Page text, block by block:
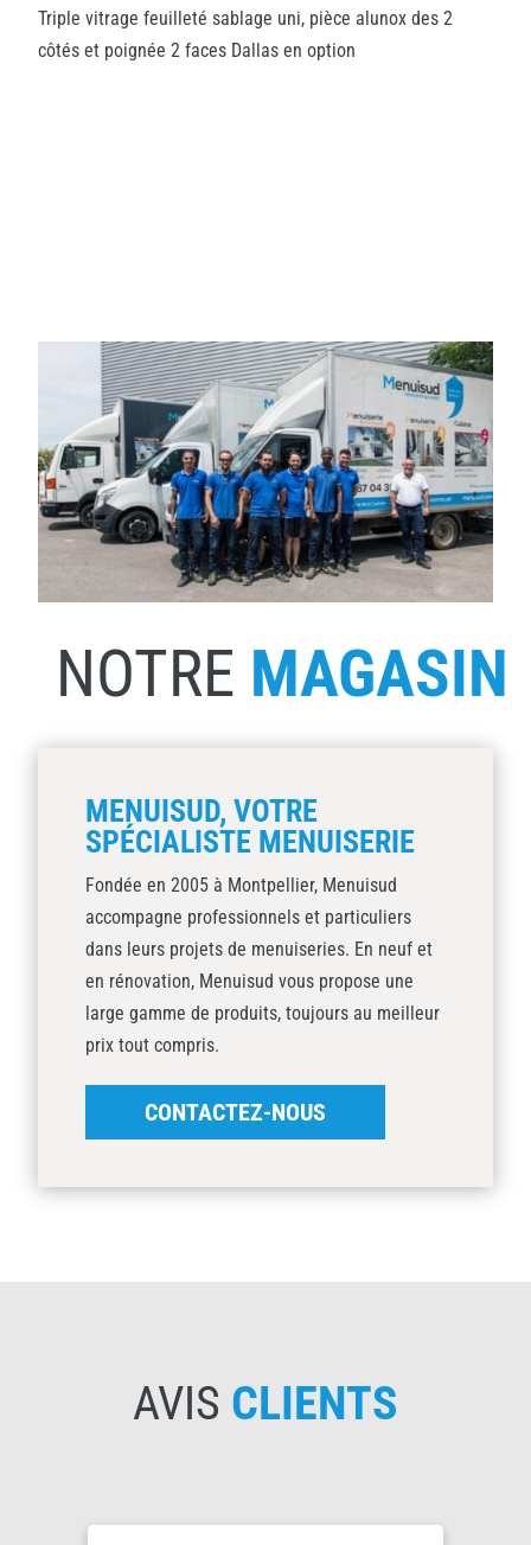
Triple vitrage feuilleté sablage uni, pièce alunox des 2
côtés et poignée 2 faces Dallas en option
NOTRE MAGASIN
MENUISUD, VOTRE
SPÉCIALISTE MENUISERIE
Fondée en 2005 à Montpellier, Menuisud
accompagne professionnels et particuliers
dans leurs projets de menuiseries. En neuf et
en rénovation, Menuisud vous propose une
large gamme de produits, toujours au meilleur
prix tout compris.
CONTACTEZ-NOUS
AVIS CLIENTS